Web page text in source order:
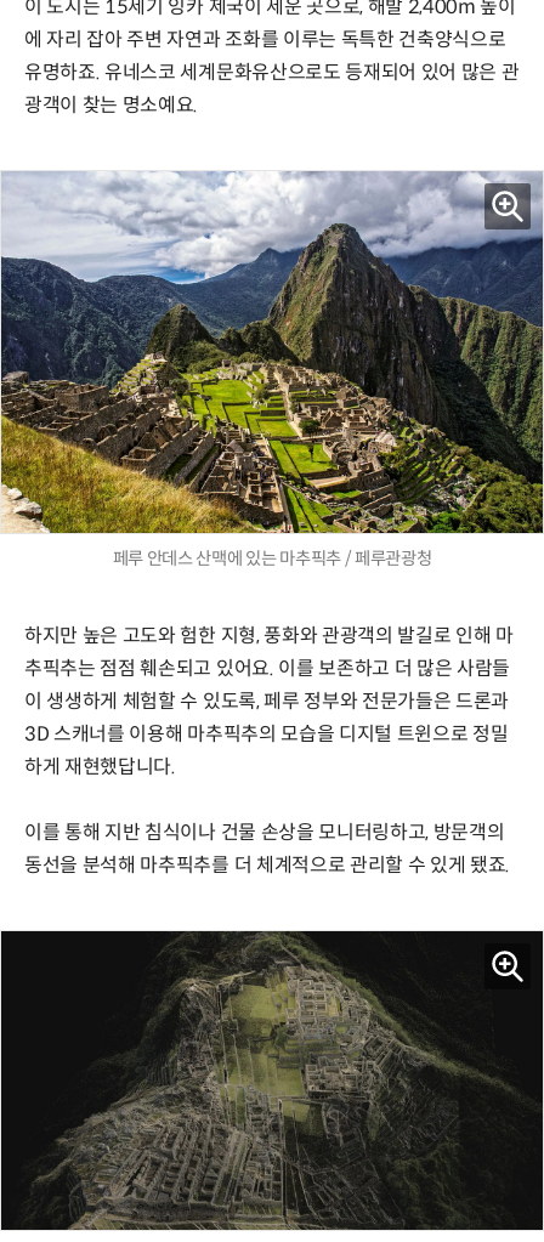
이 도시는 15세기 잉카 제국이 세운 곳으로, 해발 2,400m 높이
에 자리 잡아 주변 자연과 조화를 이루는 독특한 건축양식으로
유명하죠. 유네스코 세계문화유산으로도 등재되어 있어 많은 관
광객이 찾는 명소예요.
페루 안데스 산맥에 있는 마추픽추 / 페루관광청
하지만 높은 고도와 험한 지형, 풍화와 관광객의 발길로 인해 마
추픽추는 점점 훼손되고 있어요. 이를 보존하고 더 많은 사람들
이 생생하게 체험할 수 있도록, 페루 정부와 전문가들은 드론과
3D 스캐너를 이용해 마추픽추의 모습을 디지털 트윈으로 정밀
하게 재현했답니다.
이를 통해 지반 침식이나 건물 손상을 모니터링하고, 방문객의
동선을 분석해 마추픽추를 더 체계적으로 관리할 수 있게 됐죠.